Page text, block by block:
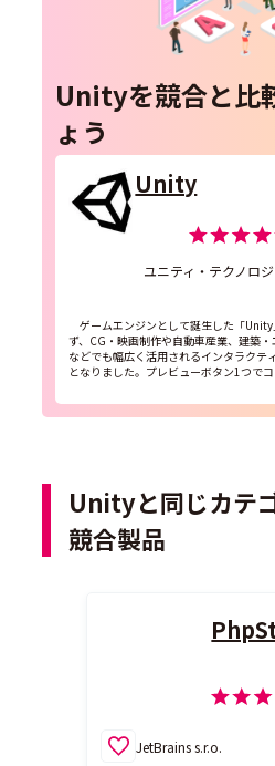
Unityを競合と比
ょう
Unity
ユニティ・テクノロ
ゲームエンジンとして誕生した「
ず、CG・映画制作や自動車産業、建築
などでも幅広く活用されるインタラクテ
となりました。プレビューボタン1つで
Unityと同じカテ
競合製品
JetBrains s.r.o.